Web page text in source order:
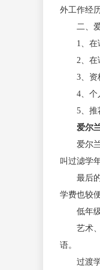
外工作经
二、爱
1、在
2、在
3、资
4、个
5、推
爱尔兰
爱尔兰
叫过滤学
最后的
学费也较
低年级
艺术、
语。
过渡学